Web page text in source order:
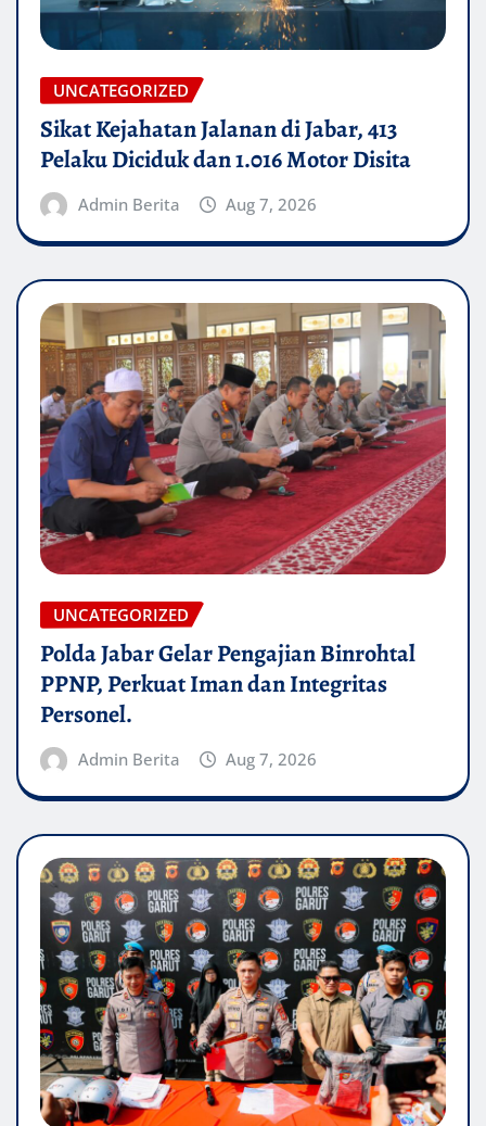
UNCATEGORIZED
Sikat Kejahatan Jalanan di Jabar, 413
Pelaku Diciduk dan 1.016 Motor Disita
Admin Berita Aug 7, 2026
UNCATEGORIZED
Polda Jabar Gelar Pengajian Binrohtal
PPNP, Perkuat Iman dan Integritas
Personel.
Admin Berita Aug 7, 2026